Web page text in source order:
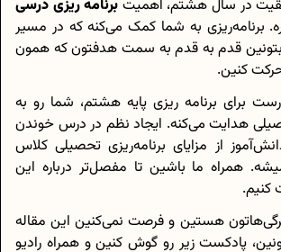
در سال هشتم، اهمیت برنامه ریزی درسی
برنامه‌ریزی به شما کمک می‌کنه که در مسیر
قدم به قدم به سمت هدفتون که همون
کنین.
برای برنامه ریزی پایه هشتم، شما رو به
هدایت می‌کنه. ایجاد نظم در درس خوندن
از مزایای برنامه‌ریزی تحصیلی کلاس
همراه ما باشین تا مفصل‌تر درباره این
هستین و فرصت نمی‌کنین این مقاله
پادکست زیر رو گوش کنین و همراه رادیو